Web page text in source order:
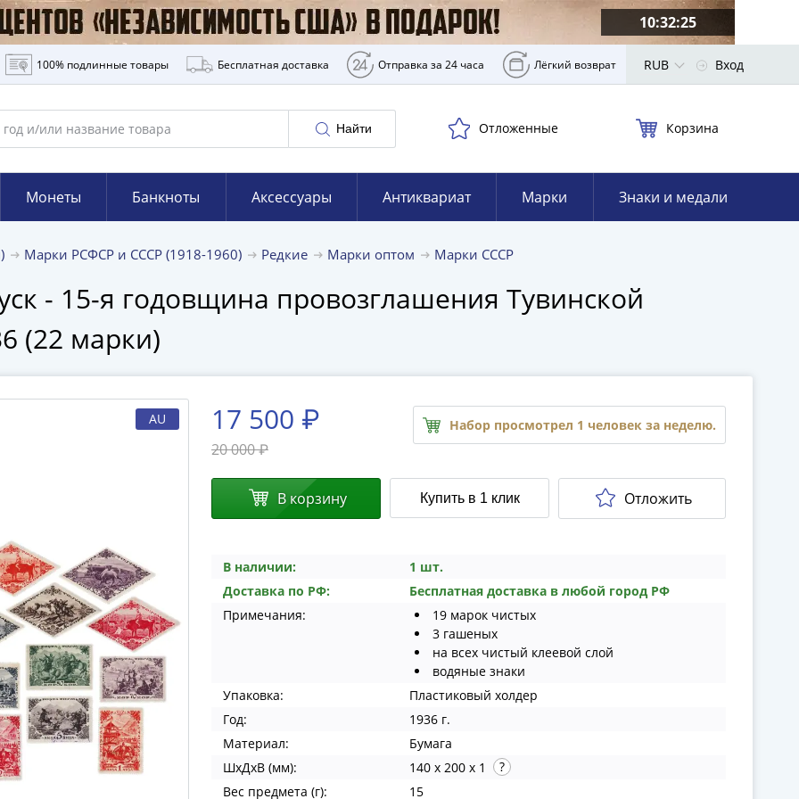
10:32:24
100% подлинные товары Бесплатная доставка Отправка за 24 часа Лёгкий возврат RUB Вход
Найти Отложенные Корзина
Монеты Банкноты Аксессуары Антиквариат Марки Знаки и медали
Марки РСФСР и СССР (1918-1960) Редкие Марки оптом Марки СССР
- 15-я годовщина провозглашения Тувинской
(22 марки)
AU 17 500 ₽
20 000 ₽
Набор просмотрел 1 человек за неделю.
В наличии:
1 шт.
Доставка по РФ:
Бесплатная доставка в любой город РФ
Примечания:
19 марок чистых
3 гашеных
на всех чистый клеевой слой
водяные знаки
Упаковка:
Пластиковый холдер
Год:
1936 г.
Материал:
Бумага
ШхДхВ (мм):
140 x 200 x 1
Вес предмета (г):
15
В корзину Купить в 1 клик Отложить